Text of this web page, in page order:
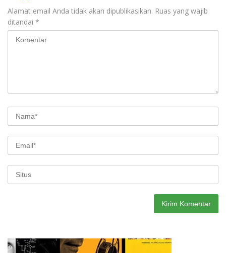
Alamat email Anda tidak akan dipublikasikan. Ruas yang wajib
ditandai *